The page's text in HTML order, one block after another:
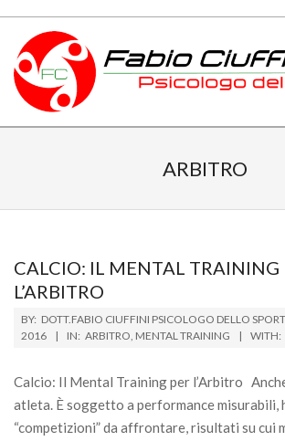
content
PSICOLOGO
ARBITRO
CALCIO: IL MENTAL TRAINING
L’ARBITRO
2016-
06-
BY: DOTT.FABIO CIUFFINI PSICOLOGO DELLO SPORT
2016
IN: ARBITRO, MENTAL TRAINING WITH:
Calcio: Il Mental Training per l’Arbitro
atleta. È soggetto a performance misurabili,
“competizioni” da affrontare, risultati su cui